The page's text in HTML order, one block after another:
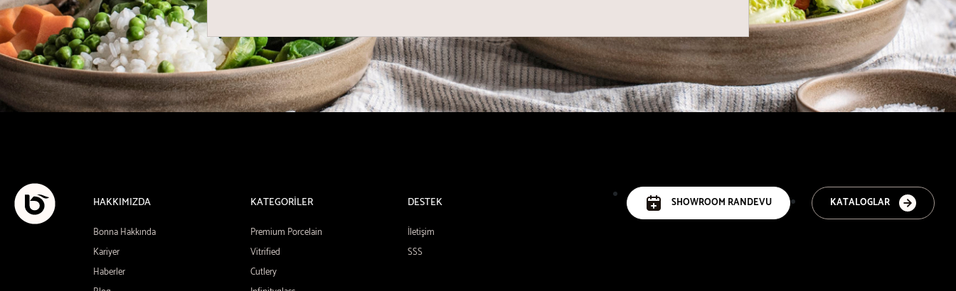
HAKKIMIZDA
Bonna Hakkında
Kariyer
Haberler
KATEGORİLER
Premium Porcelain
Vitrified
Cutlery
DESTEK
İletişim
SSS
KATALOGLAR
SHOWROOM RANDEVU